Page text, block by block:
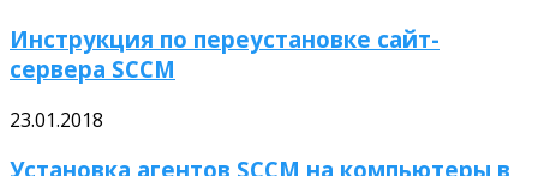
Инструкция по переустановке сайт-
сервера SCCM
23.01.2018
Установка агентов SCCM на компьютеры в